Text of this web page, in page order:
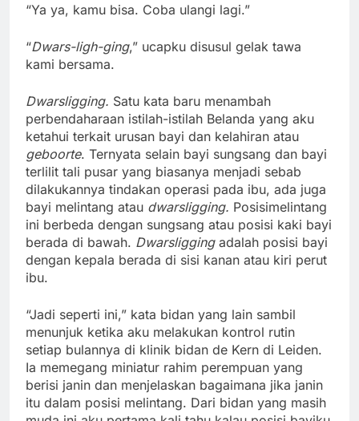
“Ya ya, kamu bisa. Coba ulangi lagi.”
“Dwars-ligh-ging,” ucapku disusul gelak tawa
kami bersama.
Dwarsligging. Satu kata baru menambah
perbendaharaan istilah-istilah Belanda yang aku
ketahui terkait urusan bayi dan kelahiran atau
geboorte. Ternyata selain bayi sungsang dan bayi
terlilit tali pusar yang biasanya menjadi sebab
dilakukannya tindakan operasi pada ibu, ada juga
bayi melintang atau dwarsligging. Posisimelintang
ini berbeda dengan sungsang atau posisi kaki bayi
berada di bawah. Dwarsligging adalah posisi bayi
dengan kepala berada di sisi kanan atau kiri perut
ibu.
“Jadi seperti ini,” kata bidan yang lain sambil
menunjuk ketika aku melakukan kontrol rutin
setiap bulannya di klinik bidan de Kern di Leiden.
Ia memegang miniatur rahim perempuan yang
berisi janin dan menjelaskan bagaimana jika janin
itu dalam posisi melintang. Dari bidan yang masih